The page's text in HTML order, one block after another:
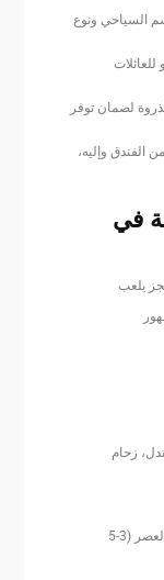
السياحي ونوع
لضمان توفر
الفندق وإليه،
في
يلعب
زحام
قبل الظهر (9-11 صباحًا) أو بعد العصر (3-5